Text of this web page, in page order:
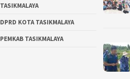
TASIKMALAYA
DPRD KOTA TASIKMALAYA
PEMKAB TASIKMALAYA